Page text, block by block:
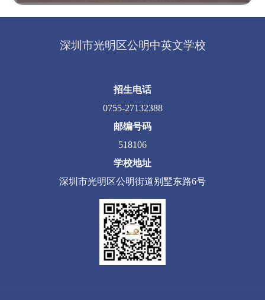
深圳市光明区公明中英文学校
招生电话
0755-27132388
邮编号码
518106
学校地址
深圳市光明区公明街道别墅东路6号